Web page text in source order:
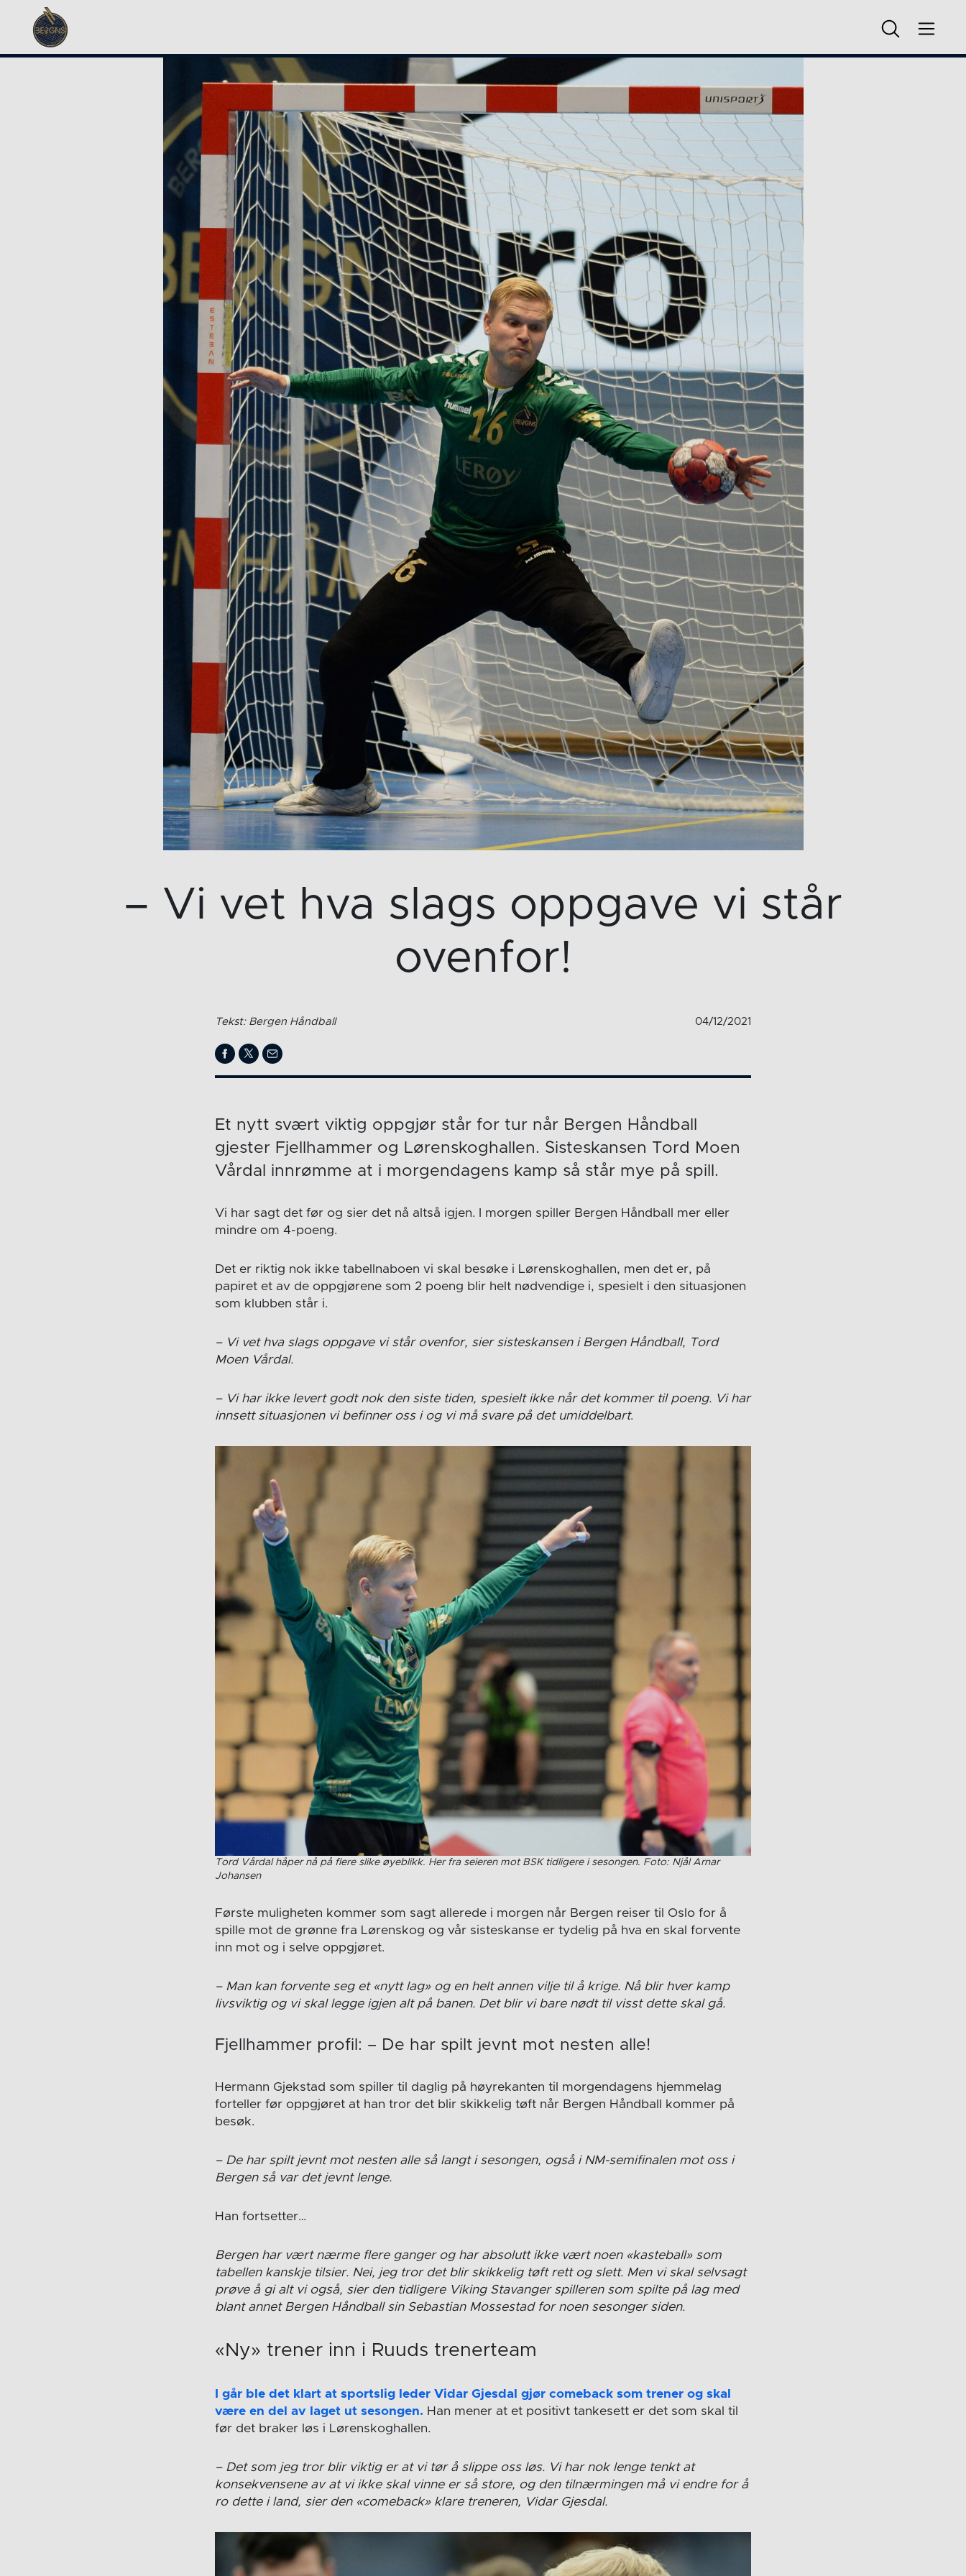
– Vi vet hva slags oppgave vi står
ovenfor!
Tekst: Bergen Håndball 04/12/2021
Et nytt svært viktig oppgjør står for tur når Bergen Håndball
gjester Fjellhammer og Lørenskoghallen. Sisteskansen Tord Moen
Vårdal innrømme at i morgendagens kamp så står mye på spill.
Vi har sagt det før og sier det nå altså igjen. I morgen spiller Bergen Håndball mer eller
mindre om 4-poeng.
Det er riktig nok ikke tabellnaboen vi skal besøke i Lørenskoghallen, men det er, på
papiret et av de oppgjørene som 2 poeng blir helt nødvendige i, spesielt i den situasjonen
som klubben står i.
– Vi vet hva slags oppgave vi står ovenfor, sier sisteskansen i Bergen Håndball, Tord
Moen Vårdal.
– Vi har ikke levert godt nok den siste tiden, spesielt ikke når det kommer til poeng. Vi har
innsett situasjonen vi befinner oss i og vi må svare på det umiddelbart.
Tord Vårdal håper nå på flere slike øyeblikk. Her fra seieren mot BSK tidligere i sesongen. Foto: Njål Arnar
Johansen
Første muligheten kommer som sagt allerede i morgen når Bergen reiser til Oslo for å
spille mot de grønne fra Lørenskog og vår sisteskanse er tydelig på hva en skal forvente
inn mot og i selve oppgjøret.
– Man kan forvente seg et «nytt lag» og en helt annen vilje til å krige. Nå blir hver kamp
livsviktig og vi skal legge igjen alt på banen. Det blir vi bare nødt til visst dette skal gå.
Fjellhammer profil: – De har spilt jevnt mot nesten alle!
Hermann Gjekstad som spiller til daglig på høyrekanten til morgendagens hjemmelag
forteller før oppgjøret at han tror det blir skikkelig tøft når Bergen Håndball kommer på
besøk.
– De har spilt jevnt mot nesten alle så langt i sesongen, også i NM-semifinalen mot oss i
Bergen så var det jevnt lenge.
Han fortsetter…
Bergen har vært nærme flere ganger og har absolutt ikke vært noen «kasteball» som
tabellen kanskje tilsier. Nei, jeg tror det blir skikkelig tøft rett og slett. Men vi skal selvsagt
prøve å gi alt vi også, sier den tidligere Viking Stavanger spilleren som spilte på lag med
blant annet Bergen Håndball sin Sebastian Mossestad for noen sesonger siden.
«Ny» trener inn i Ruuds trenerteam
I går ble det klart at sportslig leder Vidar Gjesdal gjør comeback som trener og skal
være en del av laget ut sesongen. Han mener at et positivt tankesett er det som skal til
før det braker løs i Lørenskoghallen.
– Det som jeg tror blir viktig er at vi tør å slippe oss løs. Vi har nok lenge tenkt at
konsekvensene av at vi ikke skal vinne er så store, og den tilnærmingen må vi endre for å
ro dette i land, sier den «comeback» klare treneren, Vidar Gjesdal.